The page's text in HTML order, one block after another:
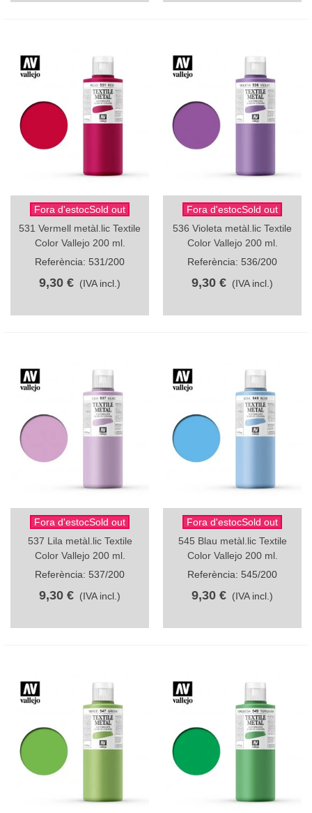
Fora d'estocSold out
531 Vermell metàl.lic Textile
Color Vallejo 200 ml.
Referència: 531/200
9,30 € (IVA incl.)
Fora d'estocSold out
536 Violeta metàl.lic Textile
Color Vallejo 200 ml.
Referència: 536/200
9,30 € (IVA incl.)
Fora d'estocSold out
537 Lila metàl.lic Textile
Color Vallejo 200 ml.
Referència: 537/200
9,30 € (IVA incl.)
Fora d'estocSold out
545 Blau metàl.lic Textile
Color Vallejo 200 ml.
Referència: 545/200
9,30 € (IVA incl.)